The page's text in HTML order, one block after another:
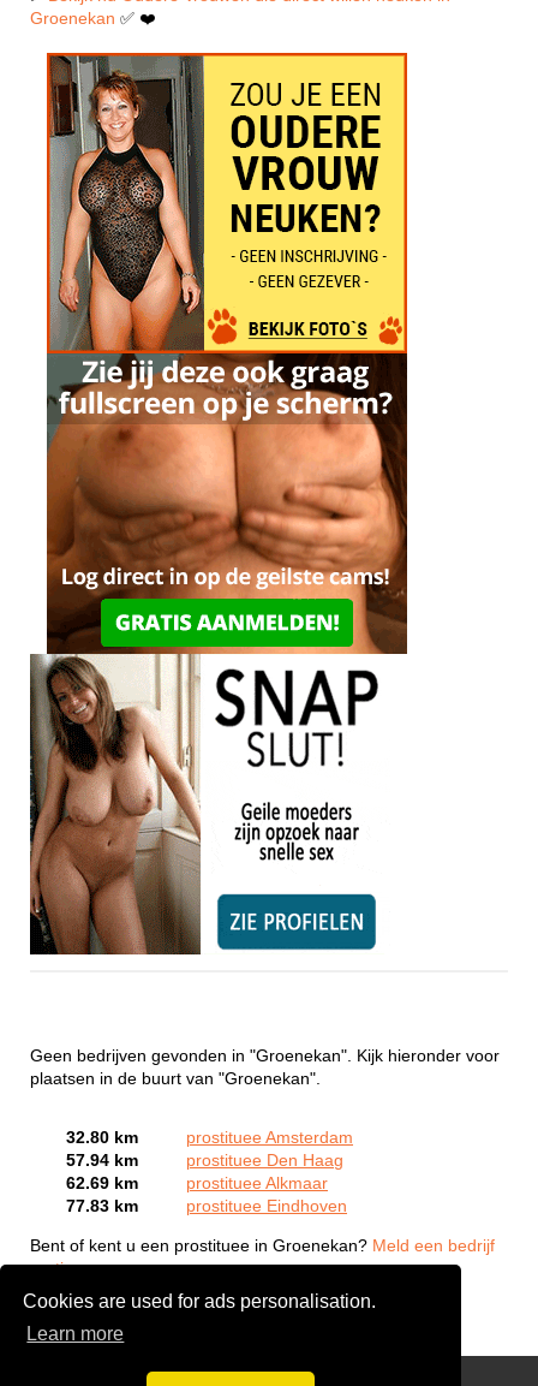
Cookies are used for ads personalisation.
Learn more
Groenekan ✅ ❤️
Geen bedrijven gevonden in "Groenekan". Kijk hieronder voor
plaatsen in de buurt van "Groenekan".
32.80 km
prostituee Amsterdam
57.94 km
prostituee Den Haag
62.69 km
prostituee Alkmaar
77.83 km
prostituee Eindhoven
Bent of kent u een prostituee in Groenekan? Meld een bedrijf
gratis aan